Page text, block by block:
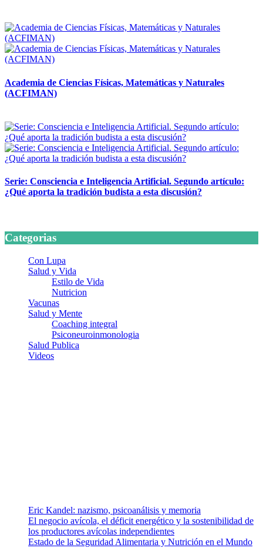
Academia de Ciencias Físicas, Matemáticas y Naturales
(ACFIMAN)
Serie: Consciencia e Inteligencia Artificial. Segundo artículo:
¿Qué aporta la tradición budista a esta discusión?
Categorias
Con Lupa
Salud y Vida
Estilo de Vida
Nutricion
Vacunas
Salud y Mente
Coaching integral
Psiconeuroinmonologia
Salud Publica
Videos
Eric Kandel: nazismo, psicoanálisis y memoria
El negocio avícola, el déficit energético y la sostenibilidad de
los productores avícolas independientes
Estado de la Seguridad Alimentaria y Nutrición en el Mundo